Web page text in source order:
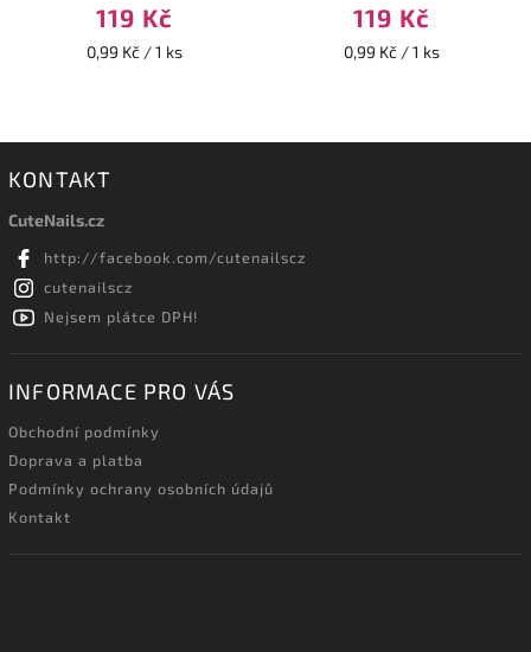
119 Kč
0,99 Kč / 1 ks
119 Kč
0,99 Kč / 1 ks
KONTAKT
CuteNails.cz
http://facebook.com/cutenailscz
cutenailscz
Nejsem plátce DPH!
INFORMACE PRO VÁS
Obchodní podmínky
Doprava a platba
Podmínky ochrany osobních údajů
Kontakt